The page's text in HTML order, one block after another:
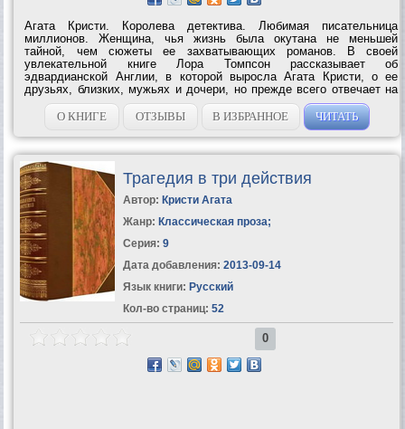
Агата Кристи. Королева детектива. Любимая писательница
миллионов. Женщина, чья жизнь была окутана не меньшей
тайной, чем сюжеты ее захватывающих романов. В своей
увлекательной книге Лора Томпсон рассказывает об
эдвардианской Англии, в которой выросла Агата Кристи, о ее
друзьях, близких, мужьях и дочери, но прежде всего отвечает на
многие вопросы, которые по сей день мучают биографов и
поклонников...
О КНИГЕ ОТЗЫВЫ В ИЗБРАННОЕ ЧИТАТЬ
Трагедия в три действия
Автор: Кристи Агата
Жанр: Классическая проза;
Серия: 9
Дата добавления: 2013-09-14
Язык книги: Русский
Кол-во страниц: 52
0